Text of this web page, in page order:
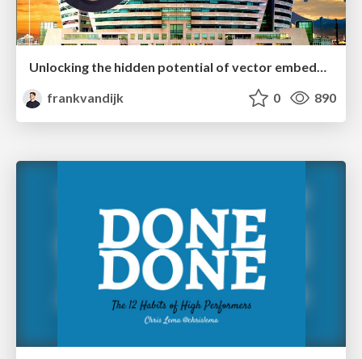
Unlocking the hidden potential of vector embeddings in international SEO
frankvandijk
0 890